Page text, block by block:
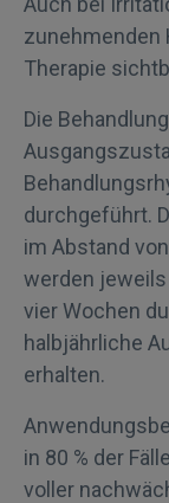
zunehmenden
Therapie
Die
durchgeführt.
im Abstand
werden
vier Wochen
halbjährliche
erhalten.
in 80 % der
voller